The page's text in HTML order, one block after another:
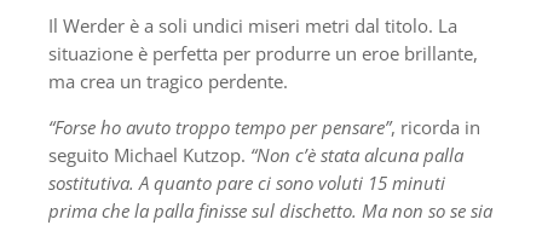
Il Werder è a soli undici miseri metri dal titolo. La
situazione è perfetta per produrre un eroe brillante,
ma crea un tragico perdente.
“Forse ho avuto troppo tempo per pensare”, ricorda in
seguito Michael Kutzop. “Non c’è stata alcuna palla
sostitutiva. A quanto pare ci sono voluti 15 minuti
prima che la palla finisse sul dischetto. Ma non so se sia